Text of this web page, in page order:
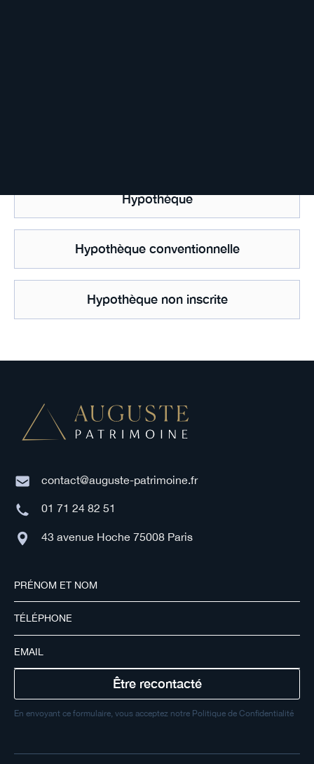
Hypothèque
Hypothèque conventionnelle
Hypothèque non inscrite
contact@auguste-patrimoine.fr
01 71 24 82 51
43 avenue Hoche 75008 Paris
En envoyant ce formulaire, vous acceptez notre Politique de Confidentialité